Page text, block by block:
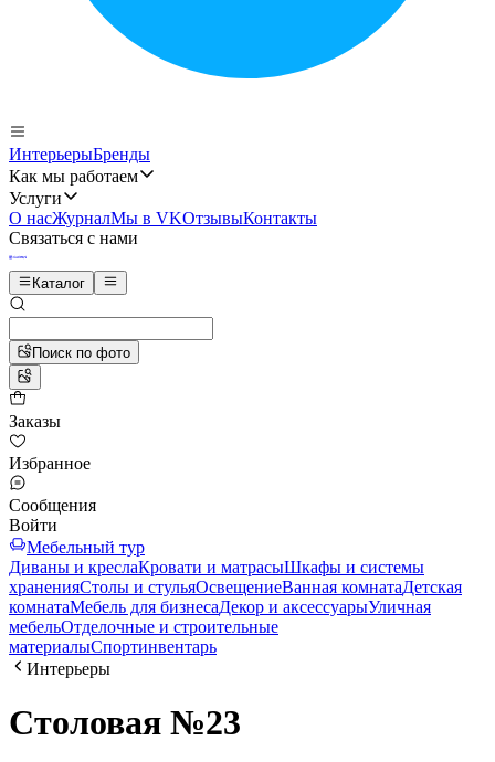
ИнтерьерыБренды
Как мы работаем
Услуги
О насЖурналМы в VKОтзывыКонтакты
Связаться с нами
Каталог
Поиск по фото
Заказы
Избранное
Сообщения
Войти
Мебельный тур
Диваны и креслаКровати и матрасыШкафы и системы
храненияСтолы и стульяОсвещениеВанная комнатаДетская
комнатаМебель для бизнесаДекор и аксессуарыУличная
мебельОтделочные и строительные
материалыСпортинвентарь
Интерьеры
Столовая №23